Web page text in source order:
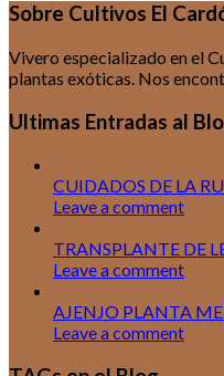
Sobre Cultivos El
Vivero especializado en el
plantas exóticas. Nos
Ultimas Entradas al
CUIDADOS DE LA
Leave a comment
TRANSPLANTE DE
Leave a comment
AJENJO PLANTA
Leave a comment